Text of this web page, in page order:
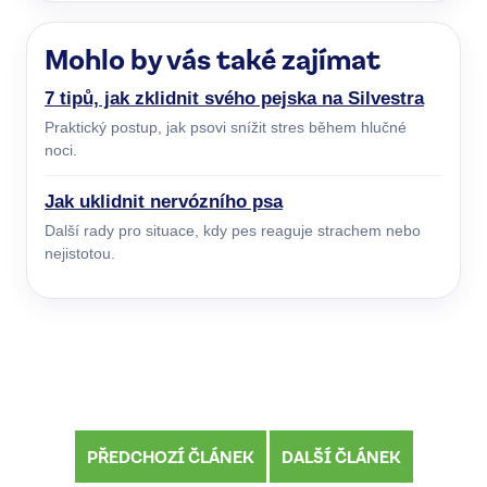
Mohlo by vás také zajímat
7 tipů, jak zklidnit svého pejska na Silvestra
Praktický postup, jak psovi snížit stres během hlučné
noci.
Jak uklidnit nervózního psa
Další rady pro situace, kdy pes reaguje strachem nebo
nejistotou.
PŘEDCHOZÍ ČLÁNEK DALŠÍ ČLÁNEK